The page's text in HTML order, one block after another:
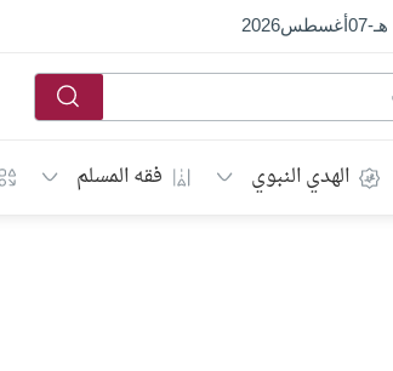
-
07أغسطس2026
الهدي النبوي فقه المسلم